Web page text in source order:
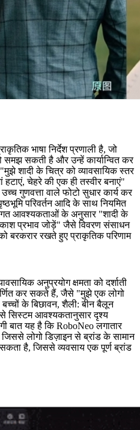
भाषा निर्देश प्रणाली है, जो
सकती है और उन्हें कार्यान्वित कर
शादी के चित्र को व्यावसायिक स्तर
हटाएं, चेहरे की एक ही तस्वीर बनाएं"
गुणवत्ता वाले फोटो सुधार कार्य कर
परिवर्तन आदि के साथ नियमित
आवश्यकताओं के अनुसार "शादी के
प्रभाव जोड़ें" जैसे विवरण संसाधन
रखते हुए प्राकृतिक परिणाम
अनुप्रयोग क्षमता को दर्शाती
कर सकते हैं, जैसे "मुझे एक लोगो
बच्चों के बिछावन, शैली: बीन बैलून
सिस्टम आवश्यकतानुसार दृश्य
बात यह है कि RoboNeo लगातार
लोगो डिज़ाइन से ब्रांड के सामान
है, जिससे व्यवसाय एक पूर्ण ब्रांड